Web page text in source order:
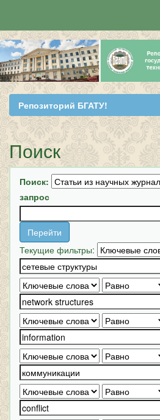
Skip
navigation
Репозиторий БГАТУ!
Поиск
Поиск:
запрос
Текущие фильтры: